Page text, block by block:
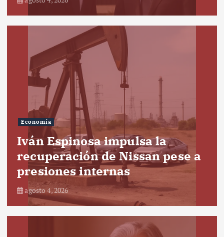
Economía
Iván Espinosa impulsa la
recuperación de Nissan pese a
presiones internas
agosto 4, 2026